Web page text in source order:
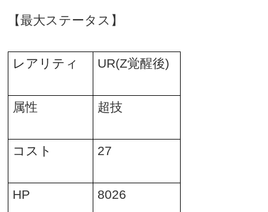
【最大ステータス】
レアリティ UR(Z覚醒後)
属性 超技
コスト 27
HP 8026